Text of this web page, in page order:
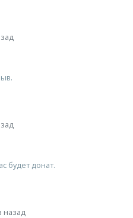
будет донат.
назад